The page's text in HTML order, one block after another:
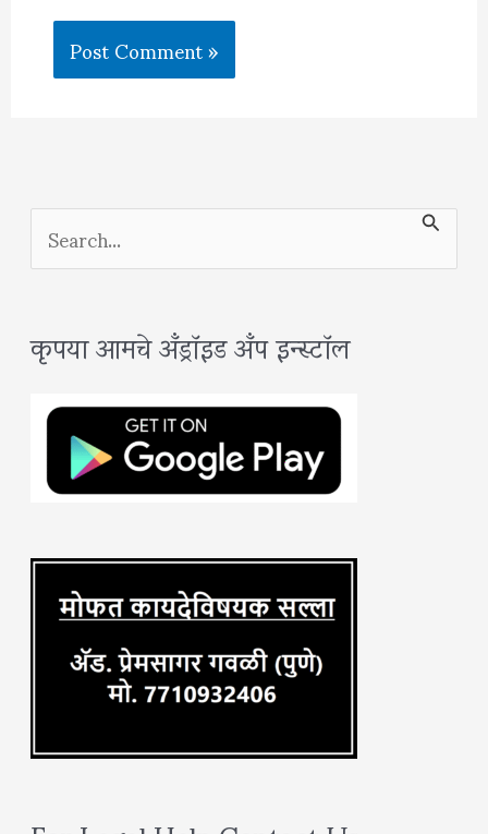
S
e
r
c
:
कृपया आमचे अँड्रॉइड अँप इन्स्टॉल